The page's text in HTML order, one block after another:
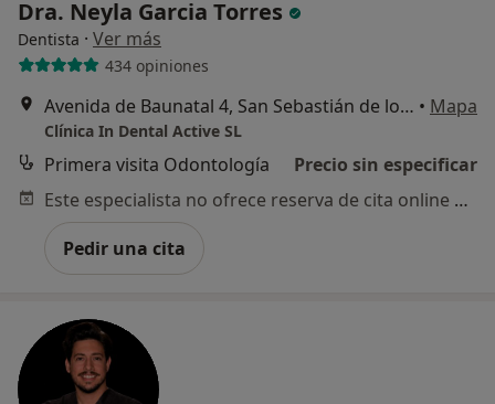
Dra. Neyla Garcia Torres
Dentista · Ver más
434 opiniones
Avenida de Baunatal 4, San Sebastián de los Reyes • Mapa
Clínica In Dental Active SL
Primera visita Odontología
Precio sin especificar
Este especialista no ofrece reserva de cita online en esta dirección.
Pedir una cita